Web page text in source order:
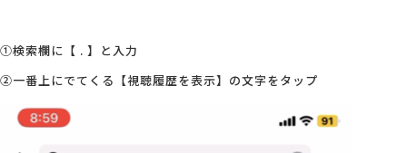
①検索欄に【 . 】と入力
②一番上にでてくる【視聴履歴を表示】の文字をタップ